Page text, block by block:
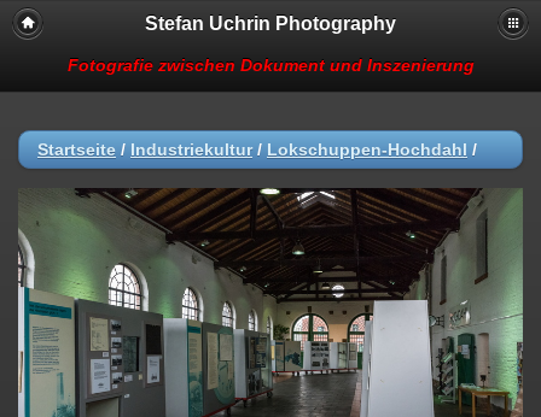
Stefan Uchrin Photography
Fotografie zwischen Dokument und Inszenierung
Startseite / Industriekultur/ Lokschuppen-Hochdahl /